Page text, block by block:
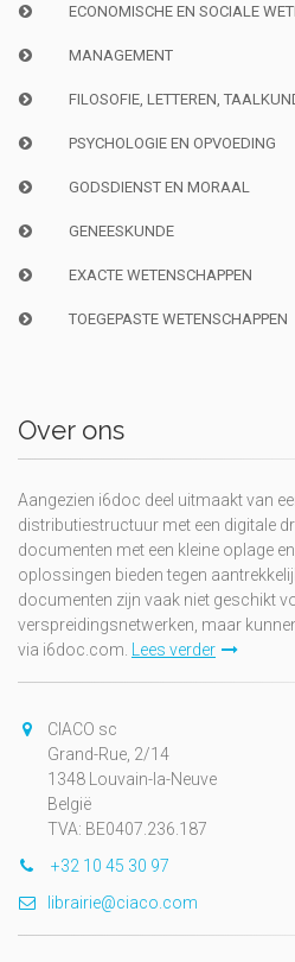
ECONOMISCHE EN SOCIALE
MANAGEMENT
FILOSOFIE, LETTEREN,
PSYCHOLOGIE EN OPVOEDING
GODSDIENST EN MORAAL
GENEESKUNDE
EXACTE WETENSCHAPPEN
TOEGEPASTE WETENSCHAPPEN
Over ons
Aangezien i6doc deel uitmaakt van
distributiestructuur met een digitale
documenten met een kleine oplage
oplossingen bieden tegen
documenten zijn vaak niet geschikt
verspreidingsnetwerken, maar
via i6doc.com.
Lees verder
CIACO sc
Grand-Rue, 2/14
1348 Louvain-la-Neuve
België
TVA: BE0407.236.187
+32 10 45 30 97
librairie@ciaco.com